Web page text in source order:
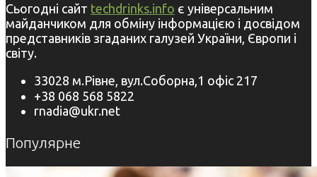
Сьогодні сайт techdrinks.info є універсальним
майданчиком для обміну інформацією і досвідом
представників згаданих галузей України, Європи і
світу.
33028 м.Рівне, вул.Соборна,1 офіс 217
+38 068 568 5822
rnadia@ukr.net
Популярне